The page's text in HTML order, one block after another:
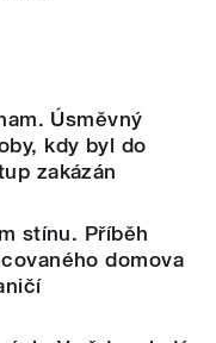
Úsměvný
kdy byl do
zakázán
stínu. Příběh
domova